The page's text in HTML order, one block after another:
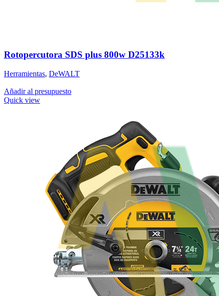
Rotopercutora SDS plus 800w D25133k
Herramientas, DeWALT
Añadir al presupuesto
Quick view